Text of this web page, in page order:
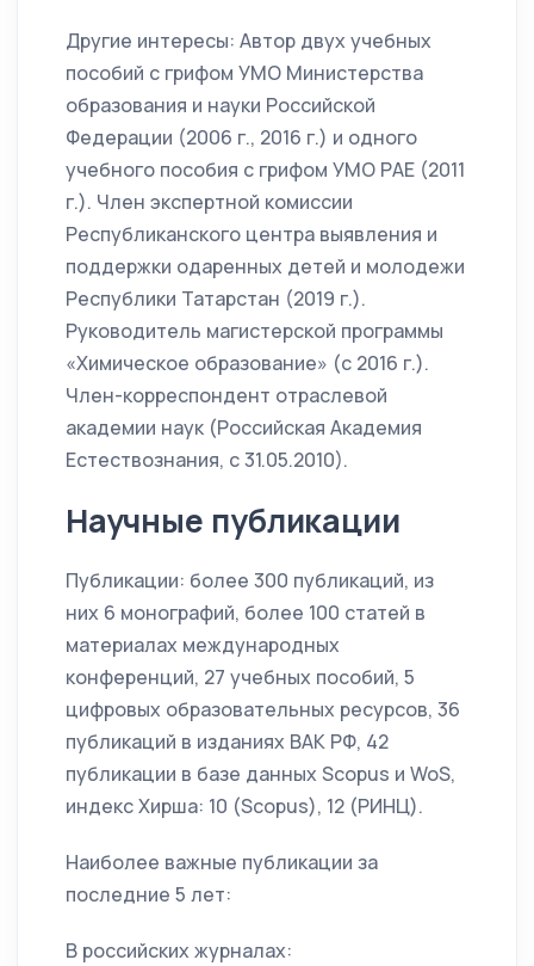
Другие интересы: Автор двух учебных
пособий с грифом УМО Министерства
образования и науки Российской
Федерации (2006 г., 2016 г.) и одного
учебного пособия с грифом УМО РАЕ (2011
г.). Член экспертной комиссии
Республиканского центра выявления и
поддержки одаренных детей и молодежи
Республики Татарстан (2019 г.).
Руководитель магистерской программы
«Химическое образование» (с 2016 г.).
Член-корреспондент отраслевой
академии наук (Российская Академия
Естествознания, с 31.05.2010).
Научные публикации
Публикации: более 300 публикаций, из
них 6 монографий, более 100 статей в
материалах международных
конференций, 27 учебных пособий, 5
цифровых образовательных ресурсов, 36
публикаций в изданиях ВАК РФ, 42
публикации в базе данных Scopus и WoS,
индекс Хирша: 10 (Scopus), 12 (РИНЦ).
Наиболее важные публикации за
последние 5 лет:
В российских журналах: